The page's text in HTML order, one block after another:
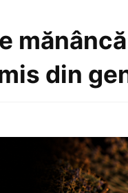
din